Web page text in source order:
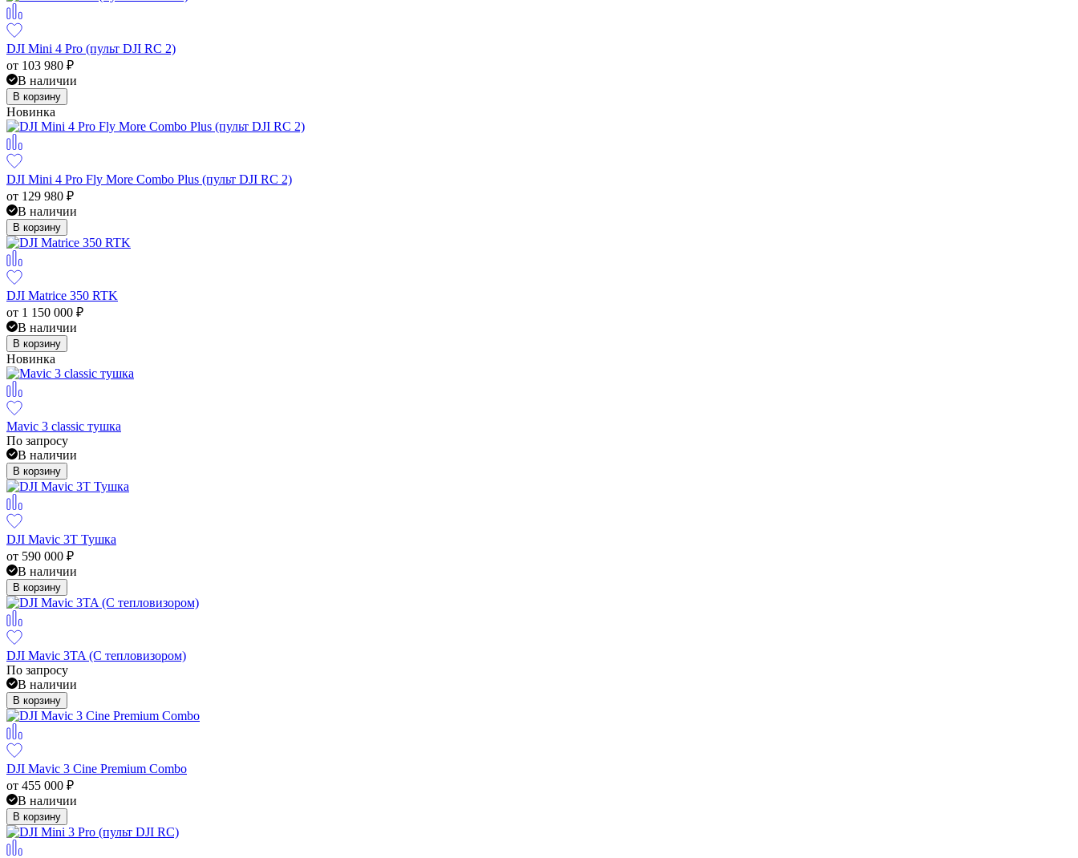
DJI Mini 4 Pro (пульт DJI RC 2)
от 103 980 ₽
В наличии
В корзину
Новинка
DJI Mini 4 Pro Fly More Combo Plus (пульт DJI RC 2)
от 129 980 ₽
В наличии
В корзину
DJI Matrice 350 RTK
от 1 150 000 ₽
В наличии
В корзину
Новинка
Mavic 3 classic тушка
По запросу
В наличии
В корзину
DJI Mavic 3T Тушка
от 590 000 ₽
В наличии
В корзину
DJI Mavic 3TA (С тепловизором)
По запросу
В наличии
В корзину
DJI Mavic 3 Cine Premium Combo
от 455 000 ₽
В наличии
В корзину